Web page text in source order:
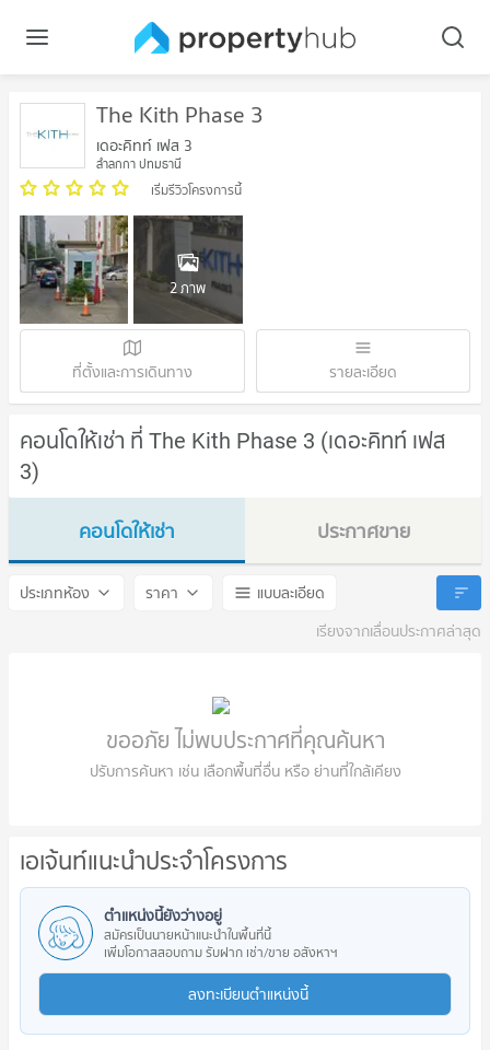
The Kith Phase 3
เดอะคิทท์ เฟส 3
ลำลูกกา ปทุมธานี
เริ่มรีวิวโครงการนี้
2 ภาพ
ที่ตั้งและการเดินทาง รายละเอียด
คอนโดให้เช่า ที่ The Kith Phase 3 (เดอะคิทท์ เฟส
3)
คอนโดให้เช่า
The Kith Phase 3
ประกาศขาย
The Kith Phase 3
ประเภทห้อง ราคา
แบบละเอียด
เรียงจากเลื่อนประกาศล่าสุด
ขออภัย ไม่พบประกาศที่คุณค้นหา
ปรับการค้นหา เช่น เลือกพื้นที่อื่น หรือ ย่านที่ใกล้เคียง
เอเจ้นท์แนะนำประจำโครงการ
ตำแหน่งนี้ยังว่างอยู่
สมัครเป็นนายหน้าแนะนำในพื้นที่นี้
เพิ่มโอกาสสอบถาม รับฝาก เช่า/ขาย อสังหาฯ
ลงทะเบียนตำแหน่งนี้